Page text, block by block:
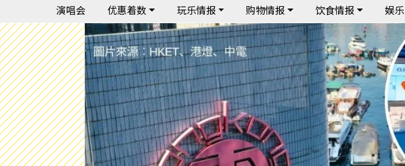
演唱会 优惠着数 玩乐情报 购物情报 饮食情报 娱乐